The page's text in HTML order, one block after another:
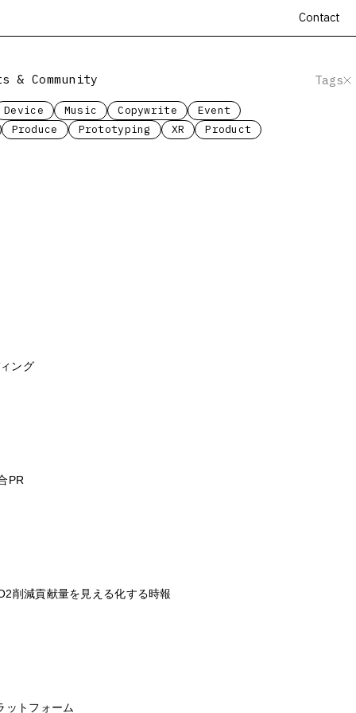
Contact
Tags
& Community
Device Music Copywrite
Event
Produce
Prototyping XR Product
ング
PR
削減貢献量を見える化する時報
ットフォーム